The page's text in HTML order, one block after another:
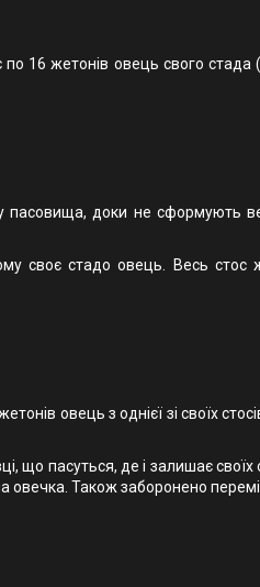
по 16 жетонів овець свого
пасовища, доки не
своє стадо овець. Весь стос
овець з однієї зі своїх
що пасуться, де і залишає
овечка. Також заборонено